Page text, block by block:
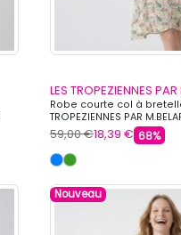
LES TROPEZIENNES PAR
Robe courte col à
TROPEZIENNES PAR
59,00 €18,39 € 68%
Nouveau